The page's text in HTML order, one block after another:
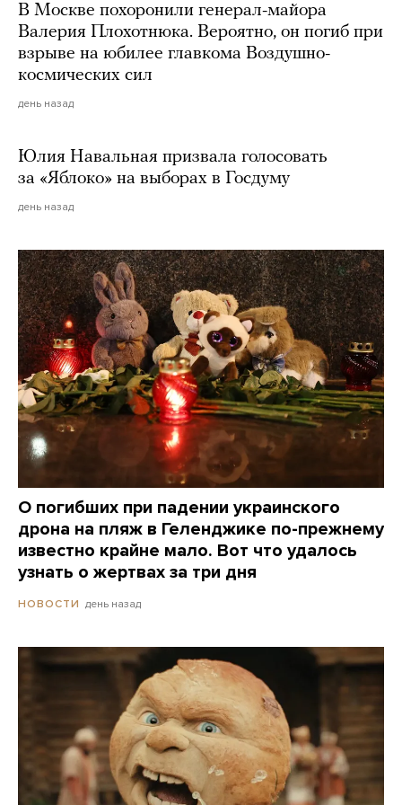
В Москве похоронили генерал-майора
Валерия Плохотнюка. Вероятно, он погиб при
взрыве на юбилее главкома Воздушно-
космических сил
день назад
Юлия Навальная призвала голосовать
за «Яблоко» на выборах в Госдуму
день назад
О погибших при падении украинского
дрона на пляж в Геленджике по-прежнему
известно крайне мало. Вот что удалось
узнать о жертвах за три дня
НОВОСТИ день назад